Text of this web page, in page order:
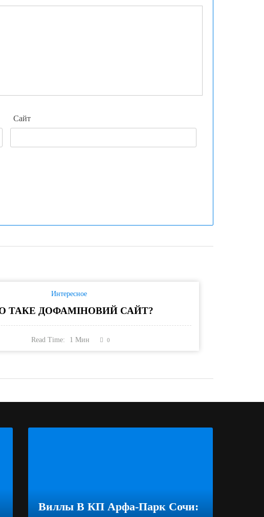
Сайт
Интересное
ТАКЕ ДОФАМІНОВИЙ САЙТ?
Read Time: 1 Мин 0
Виллы В КП Арфа-Парк Сочи: